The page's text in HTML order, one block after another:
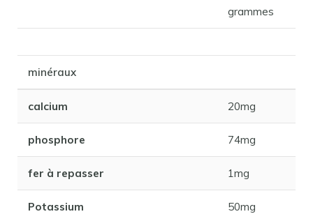
grammes
minéraux
calcium 20mg
phosphore 74mg
fer à repasser 1mg
Potassium 50mg